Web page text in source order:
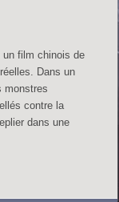
un film chinois de
Dans un
monstres
contre la
dans une